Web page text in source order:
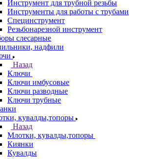
Инструмент для трубной резьбы
Инструменты для работы с трубами
Специнструмент
Резьбонарезной инструмент
слесарные
надфили
Назад
Ключи
Ключи имбусовые
Ключи разводные
Ключи трубные
кувалды,топоры
Назад
Млотки, кувалды,топоры
Киянки
Кувалды